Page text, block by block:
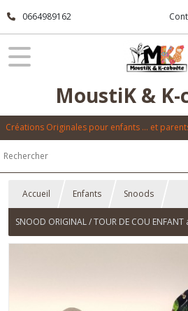
0664989162
MoustiK &
Créations Originales pour enfants ... et
Accueil Enfants Snoods
SNOOD ORIGINAL / TOUR DE COU
polaire minky Personnalisable - Garçon /